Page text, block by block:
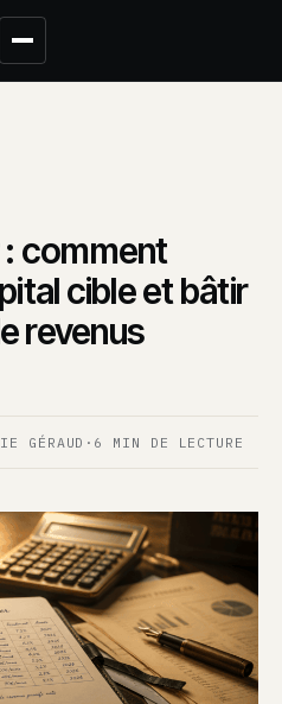
comment
cible et bâtir
revenus
GÉRAUD · 6 MIN DE LECTURE